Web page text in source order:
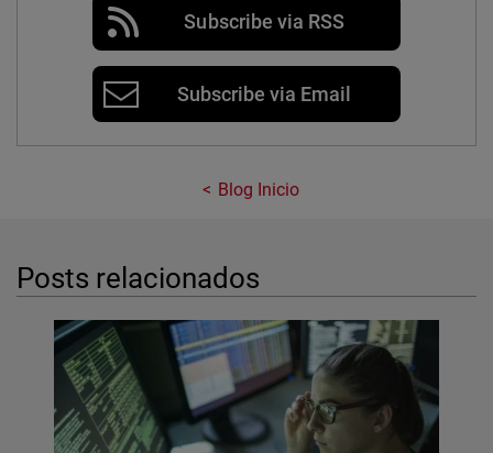
Subscribe via RSS
Subscribe via Email
Blog Inicio
Posts relacionados